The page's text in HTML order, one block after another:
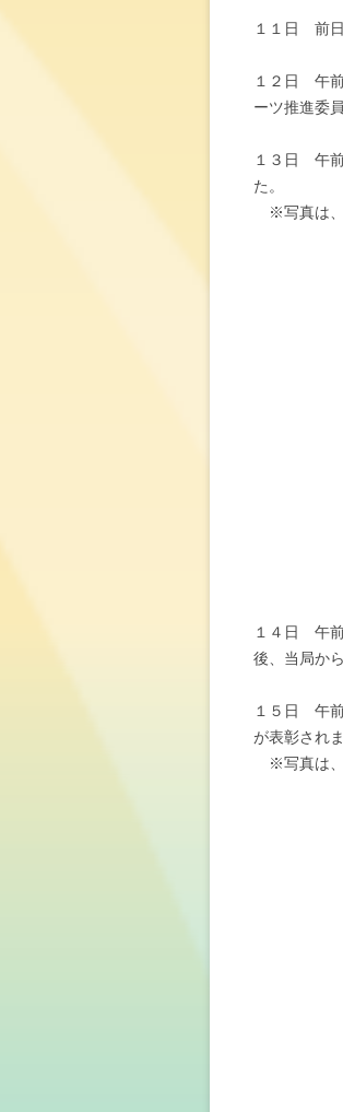
１１日 前日
１２日 午
ーツ推進委
１３日 午
た。
※写真は、
１４日 午
後、当局か
１５日 午
が表彰され
※写真は、